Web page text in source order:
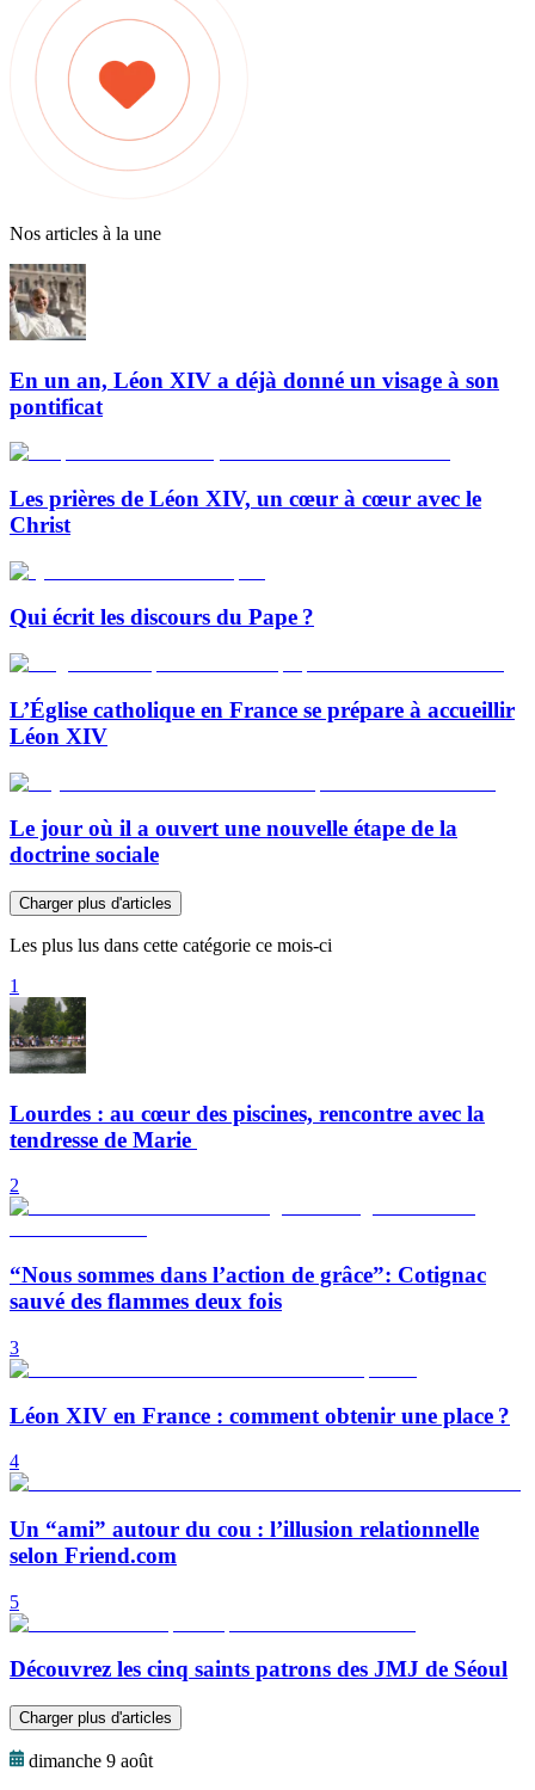
Nos articles à la une
En un an, Léon XIV a déjà donné un visage à son
pontificat
Les prières de Léon XIV, un cœur à cœur avec le
Christ
Qui écrit les discours du Pape ?
L’Église catholique en France se prépare à accueillir
Léon XIV
Le jour où il a ouvert une nouvelle étape de la
doctrine sociale
Charger plus d'articles
Les plus lus dans cette catégorie ce mois-ci
1
Lourdes : au cœur des piscines, rencontre avec la
tendresse de Marie
2
“Nous sommes dans l’action de grâce”: Cotignac
sauvé des flammes deux fois
3
Léon XIV en France : comment obtenir une place ?
4
Un “ami” autour du cou : l’illusion relationnelle
selon Friend.com
5
Découvrez les cinq saints patrons des JMJ de Séoul
Charger plus d'articles
dimanche 9 août